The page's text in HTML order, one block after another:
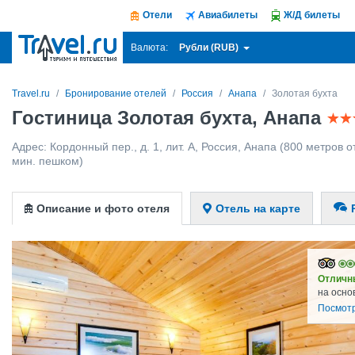
Отели Авиабилеты Ж/Д билеты
Валюта: Рубли (RUB)
Travel.ru Бронирование отелей Россия Анапа Золотая бухта
Гостиница Золотая бухта, Анапа
Адрес: Кордонный пер., д. 1, лит. А Россия Анапа (800 метров
мин. пешком)
Описание и фото отеля Отель на карте
на